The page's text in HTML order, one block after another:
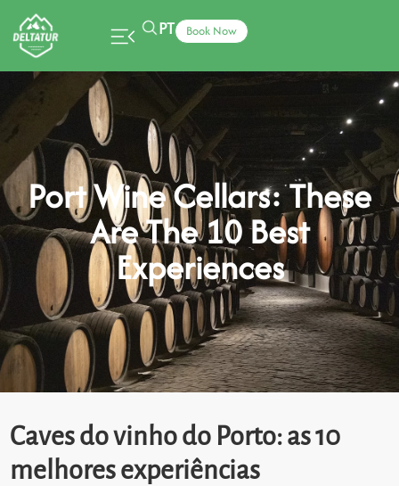
PT Book Now
Port Wine Cellars: These
Are The 10 Best
Experiences
Caves do vinho do Porto: as 10
melhores experiências